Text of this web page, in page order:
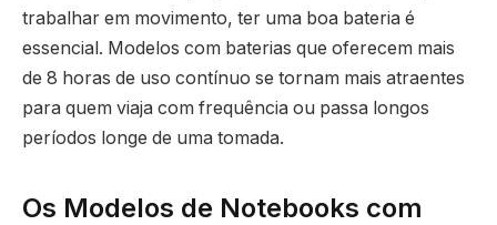
trabalhar em movimento, ter uma boa bateria é
essencial. Modelos com baterias que oferecem mais
de 8 horas de uso contínuo se tornam mais atraentes
para quem viaja com frequência ou passa longos
períodos longe de uma tomada.
Os Modelos de Notebooks com